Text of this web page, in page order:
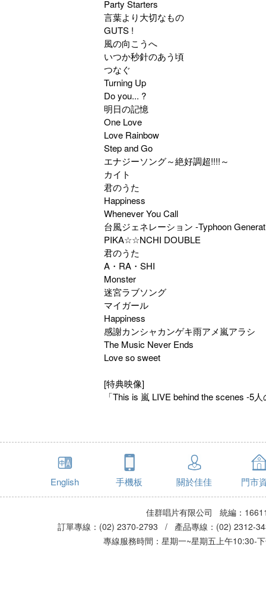
Party Starters
言葉より大切なもの
GUTS !
風の向こうへ
いつか秒針のあう頃
つなぐ
Turning Up
Do you... ?
明日の記憶
One Love
Love Rainbow
Step and Go
エナジーソング～絶好調超!!!!～
カイト
君のうた
Happiness
Whenever You Call
台風ジェネレーション -Typhoon
PIKA☆☆NCHI DOUBLE
君のうた
A・RA・SHI
Monster
迷宮ラブソング
マイガール
Happiness
感謝カンシャカンゲキ雨アメ嵐アラシ
The Music Never Ends
Love so sweet
[特典映像]
「This is 嵐 LIVE behind the scenes -5
English 手機板 關於佳佳 門市
佳群唱片有限公司 統編：
訂單專線：(02) 2370-2793 / 產品專線：(02)
專線服務時間：星期一~星期五上午10:30-